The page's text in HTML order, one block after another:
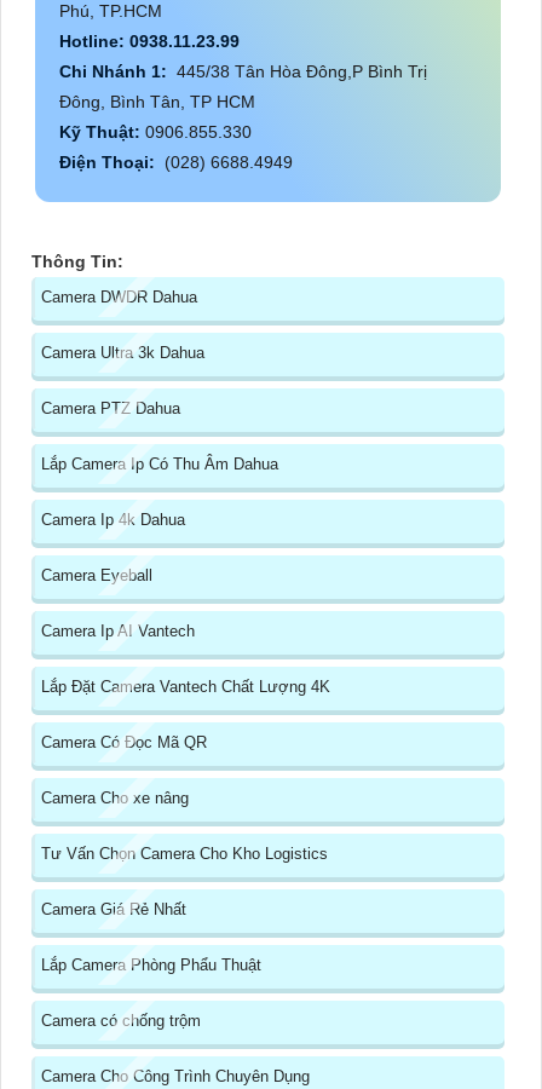
Phú, TP.HCM
Hotline: 0938.11.23.99
Chi Nhánh 1: 445/38 Tân Hòa Đông,P Bình Trị
Đông, Bình Tân, TP HCM
Kỹ Thuật: 0906.855.330
Điện Thoại: (028) 6688.4949
Thông Tin:
Camera DWDR Dahua
Camera Ultra 3k Dahua
Camera PTZ Dahua
Lắp Camera Ip Có Thu Âm Dahua
Camera Ip 4k Dahua
Camera Eyeball
Camera Ip AI Vantech
Lắp Đặt Camera Vantech Chất Lượng 4K
Camera Có Đọc Mã QR
Camera Cho xe nâng
Tư Vấn Chọn Camera Cho Kho Logistics
Camera Giá Rẻ Nhất
Lắp Camera Phòng Phẩu Thuật
Camera có chống trộm
Camera Cho Công Trình Chuyên Dụng